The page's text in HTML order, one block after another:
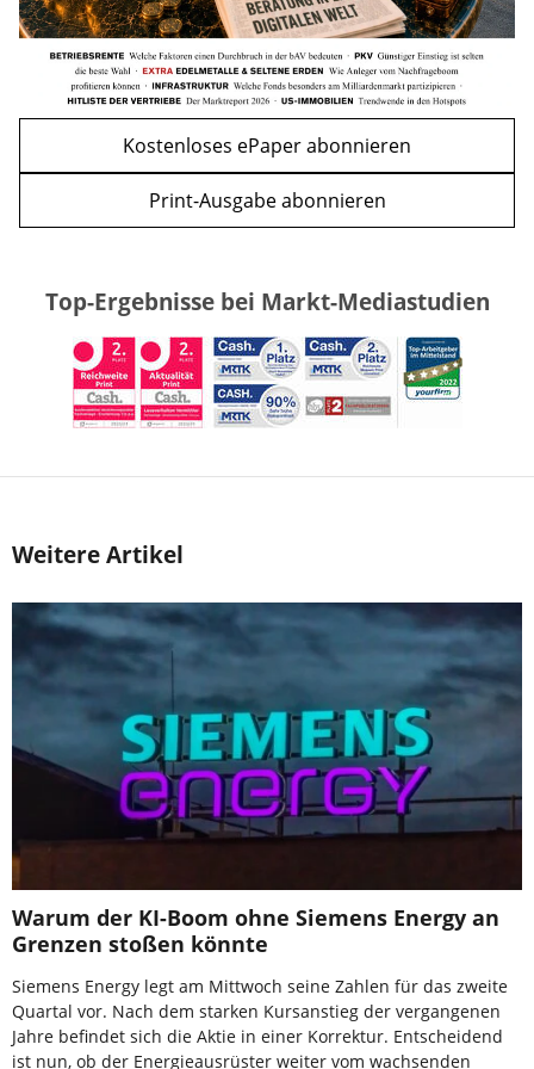
Kostenloses ePaper abonnieren
Print-Ausgabe abonnieren
Top-Ergebnisse bei Markt-Mediastudien
Weitere Artikel
Warum der KI-Boom ohne Siemens Energy an
Grenzen stoßen könnte
Siemens Energy legt am Mittwoch seine Zahlen für das zweite
Quartal vor. Nach dem starken Kursanstieg der vergangenen
Jahre befindet sich die Aktie in einer Korrektur. Entscheidend
ist nun, ob der Energieausrüster weiter vom wachsenden